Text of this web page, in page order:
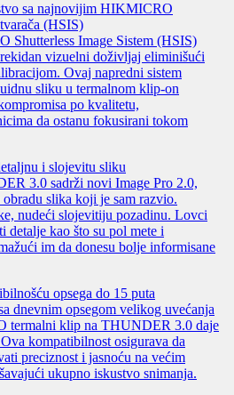
sa najnovijim HIKMICRO
(HSIS)
Shutterless Image Sistem (HSIS)
vizuelni doživljaj eliminišući
Ovaj napredni sistem
sliku u termalnom klip-on
po kvalitetu,
da ostanu fokusirani tokom
i slojevitu sliku
3.0 sadrži novi Image Pro 2.0,
slika koji je sam razvio.
nudeći slojevitiju pozadinu. Lovci
detalje kao što su pol mete i
im da donesu bolje informisane
opsega do 15 puta
dnevnim opsegom velikog uvećanja
termalni klip na THUNDER 3.0 daje
kompatibilnost osigurava da
preciznost i jasnoću na većim
ukupno iskustvo snimanja.